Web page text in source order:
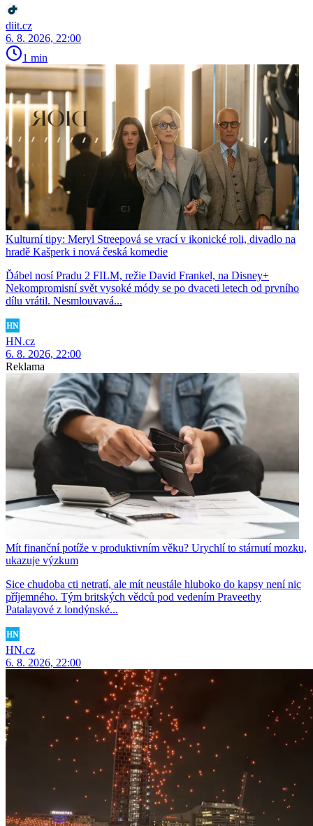
diit.cz
6. 8. 2026, 22:00
1 min
Kulturní tipy: Meryl Streepová se vrací v ikonické roli, divadlo na
hradě Kašperk i nová česká komedie
Ďábel nosí Pradu 2 FILM, režie David Frankel, na Disney+
Nekompromisní svět vysoké módy se po dvaceti letech od prvního
dílu vrátil. Nesmlouvavá...
HN.cz
6. 8. 2026, 22:00
Reklama
Mít finanční potíže v produktivním věku? Urychlí to stárnutí mozku,
ukazuje výzkum
Sice chudoba cti netratí, ale mít neustále hluboko do kapsy není nic
příjemného. Tým britských vědců pod vedením Praveethy
Patalayové z londýnské...
HN.cz
6. 8. 2026, 22:00